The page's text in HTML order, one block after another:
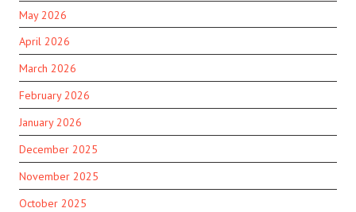
May 2026
April 2026
March 2026
February 2026
January 2026
December 2025
November 2025
October 2025